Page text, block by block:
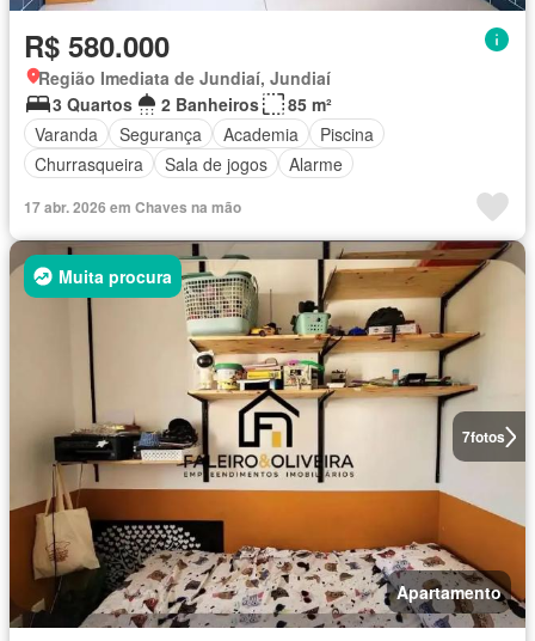
R$ 580.000
Região Imediata de Jundiaí, Jundiaí
3 Quartos
2 Banheiros
85 m²
Varanda
Segurança Academia
Piscina
Churrasqueira
Sala de jogos Alarme
17 abr. 2026 em Chaves na mão
7fotos
Muita procura
Apartamento